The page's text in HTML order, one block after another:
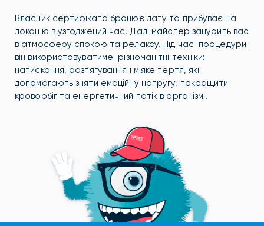
Власник сертифіката бронює дату та прибуває на
локацію в узгоджений час. Далі майстер занурить вас
в атмосферу спокою та релаксу. Під час процедури
він використовуватиме різноманітні техніки:
натискання, розтягування і м'яке тертя, які
допомагають зняти емоційну напругу, покращити
кровообіг та енергетичний потік в організмі.